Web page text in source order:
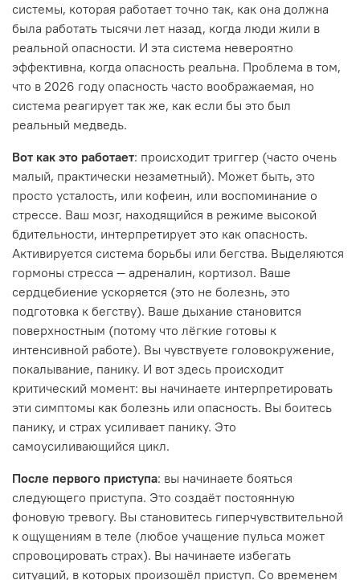
системы, которая работает точно так, как она должна
была работать тысячи лет назад, когда люди жили в
реальной опасности. И эта система невероятно
эффективна, когда опасность реальна. Проблема в том,
что в 2026 году опасность часто воображаемая, но
система реагирует так же, как если бы это был
реальный медведь.
Вот как это работает: происходит триггер (часто очень
малый, практически незаметный). Может быть, это
просто усталость, или кофеин, или воспоминание о
стрессе. Ваш мозг, находящийся в режиме высокой
бдительности, интерпретирует это как опасность.
Активируется система борьбы или бегства. Выделяются
гормоны стресса — адреналин, кортизол. Ваше
сердцебиение ускоряется (это не болезнь, это
подготовка к бегству). Ваше дыхание становится
поверхностным (потому что лёгкие готовы к
интенсивной работе). Вы чувствуете головокружение,
покалывание, панику. И вот здесь происходит
критический момент: вы начинаете интерпретировать
эти симптомы как болезнь или опасность. Вы боитесь
панику, и страх усиливает панику. Это
самоусиливающийся цикл.
После первого приступа: вы начинаете бояться
следующего приступа. Это создаёт постоянную
фоновую тревогу. Вы становитесь гиперчувствительной
к ощущениям в теле (любое учащение пульса может
спровоцировать страх). Вы начинаете избегать
ситуаций, в которых произошёл приступ. Со временем